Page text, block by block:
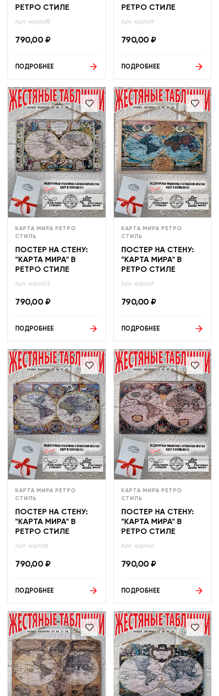
РЕТРО СТИЛЕ
Арт: карта18
790,00 ₽
ПОДРОБНЕЕ
РЕТРО СТИЛЕ
Арт: карта9
790,00 ₽
ПОДРОБНЕЕ
КАРТА МИРА РЕТРО
СТИЛЬ
ПОСТЕР НА СТЕНУ:
"КАРТА МИРА" В
РЕТРО СТИЛЕ
Арт: карта13
790,00 ₽
ПОДРОБНЕЕ
КАРТА МИРА РЕТРО
СТИЛЬ
ПОСТЕР НА СТЕНУ:
"КАРТА МИРА" В
РЕТРО СТИЛЕ
Арт: карта7
790,00 ₽
ПОДРОБНЕЕ
КАРТА МИРА РЕТРО
СТИЛЬ
ПОСТЕР НА СТЕНУ:
"КАРТА МИРА" В
РЕТРО СТИЛЕ
Арт: карта8
790,00 ₽
ПОДРОБНЕЕ
КАРТА МИРА РЕТРО
СТИЛЬ
ПОСТЕР НА СТЕНУ:
"КАРТА МИРА" В
РЕТРО СТИЛЕ
Арт: карта6
790,00 ₽
ПОДРОБНЕЕ